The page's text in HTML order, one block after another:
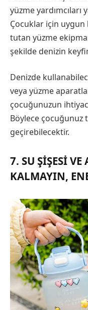
yüzme yardımcıları
Çocuklar için
tutan yüzme
şekilde denizin
Denizde
veya yüzme
çocuğunuzun
Böylece
geçirebilecektir.
7. SU ŞIŞESI
KALMAYIN,